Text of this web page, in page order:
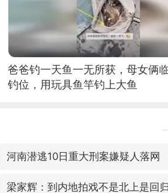
爸爸钓一天鱼一无所获，母女俩
钓位，用玩具鱼竿钓上大鱼
河南潜逃10日重大刑案嫌疑人落网
梁家辉：到内地拍戏不是北上是回归